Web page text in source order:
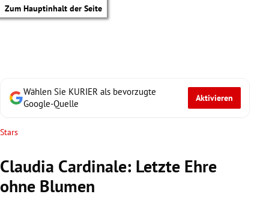
Zum Hauptinhalt der Seite
Wählen Sie KURIER als bevorzugte
Google-Quelle
Aktivieren
Stars
Claudia Cardinale: Letzte Ehre
ohne Blumen